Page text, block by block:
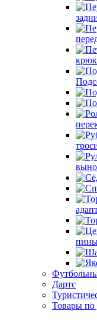
Дартс
Товары по